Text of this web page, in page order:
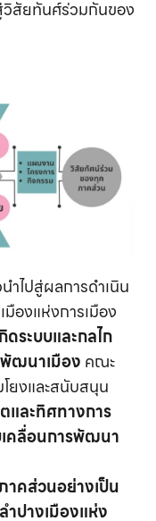
วิสัยทันศ์ร่วมกันของ
ำไปสู่ผลการดำเนิน
องแห่งการเมือง
ดระบบและกลไก
พัฒนาเมือง คณะ
ยงและสนับสนุน
และทิศทางการ
คลื่อนการพัฒนา
าคส่วนอย่างเป็น
ปางเมืองแห่ง